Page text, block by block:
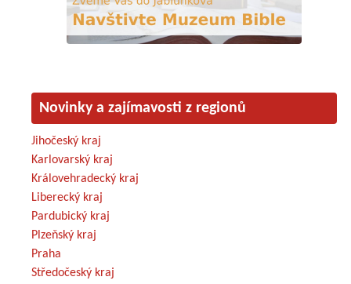
Novinky a zajímavosti z regionů
Jihočeský kraj
Karlovarský kraj
Královehradecký kraj
Liberecký kraj
Pardubický kraj
Plzeňský kraj
Praha
Středočeský kraj